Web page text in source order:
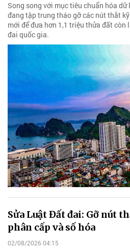
Song song với mục tiêu chuẩn hóa
đang tập trung tháo gỡ các nút thắt
mới để đưa hơn 1,1 triệu thửa đất
đai quốc gia.
Sửa Luật Đất đai: Gỡ nút
phân cấp và số hóa
02/08/2026 04:15